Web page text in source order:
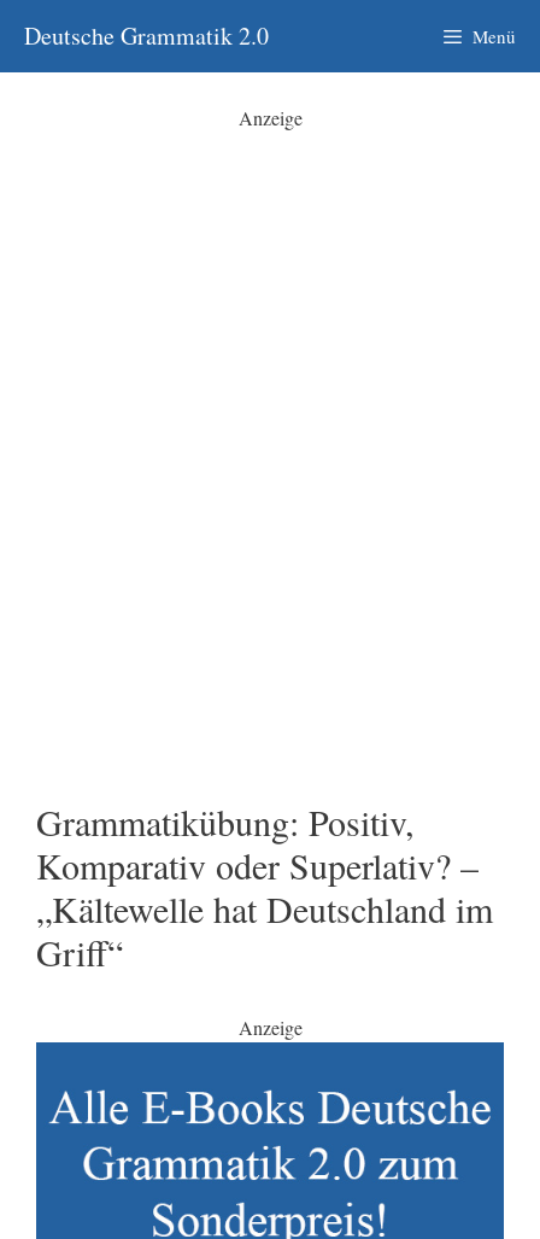
Inhalt
springen
Deutsche Grammatik 2.0 Menü
Anzeige
Grammatikübung: Positiv,
Komparativ oder Superlativ? –
„Kältewelle hat Deutschland im
Griff“
Anzeige